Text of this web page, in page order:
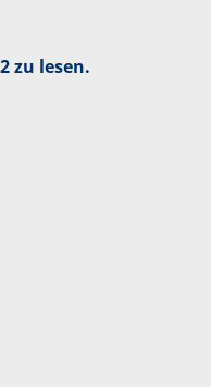
zu lesen.